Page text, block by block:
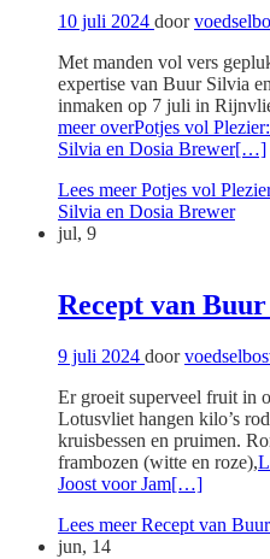
10 juli 2024 door
Met manden vol vers
expertise van Buur Silvia
inmaken op 7 juli in
meer overPotjes vol
Silvia en Dosia Brewer[…]
Lees meerPotjes vol
Silvia en Dosia Brewer
jul, 9
Recept van
9 juli 2024 door
Er groeit superveel fruit in
Lotusvliet hangen kilo’s
kruisbessen en pruimen.
frambozen (witte en roze),
Joost voor Jam[…]
Lees meerRecept van
jun, 14